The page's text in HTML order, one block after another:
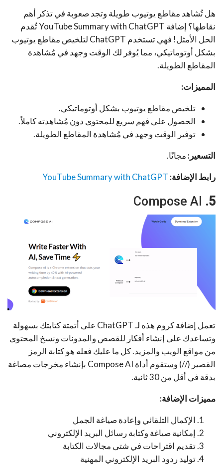
هل تُشاهد مقاطع يوتيوب طويلة وتجد صعوبة في تذكر أهم
نقاطها؟ إضافة YouTube Summary with ChatGPT تُقدم
الحل الأمثل! فهي تستخدم ChatGPT لتلخيص مقاطع يوتيوب
بشكل أوتوماتيكي، مما يُوفر لك الوقت وجهد في مُشاهدة
المقاطع الطويلة.
المميزات:
تلخيص مقاطع يوتيوب بشكل أوتوماتيكي.
الحصول على فهم سريع للمحتوى دون مُشاهدته كاملاً.
توفير الوقت وجهد في مُشاهدة المقاطع الطويلة.
التسعير: مجانًا.
رابط الإضافة: YouTube Summary with ChatGPT
5.
Compose AI
تعمل إضافة كروم هذه لـ ChatGPT على أتمتة كتابتك بسهولة
وتساعدك على إنشاء أفكار للقصص والمدونات ونسخ المحتوى
من مواقع الويب والمزيد. كل ما عليك فعله هو كتابة الرمز
القصير (//) وستقوم أداة Compose AI بإنشاء مخرجات مصاغة
بدقة في أقل من 30 ثانية.
مميزات الإضافة:
الإكمال التلقائي وإعادة صياغة الجمل
إمكانية صياغة وكتابة رسائل البريد الإلكتروني
تقديم اقتراحات في شتى مجالات الكتابة
توليد ردود البريد الإلكتروني المهنية